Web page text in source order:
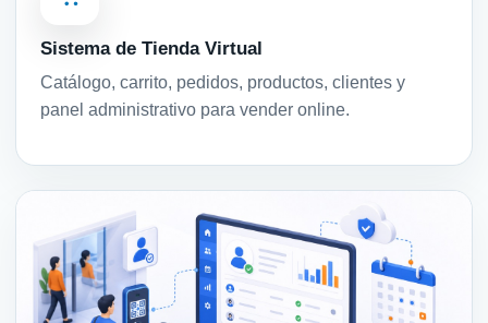
Sistema de Tienda Virtual
Catálogo, carrito, pedidos, productos, clientes y
panel administrativo para vender online.